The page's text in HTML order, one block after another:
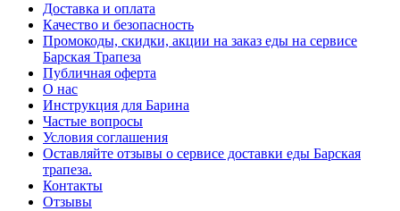
Доставка и оплата
Качество и безопасность
Промокоды, скидки, акции на заказ еды на сервисе
Барская Трапеза
Публичная оферта
О нас
Инструкция для Барина
Частые вопросы
Условия соглашения
Оставляйте отзывы о сервисе доставки еды Барская
трапеза.
Контакты
Отзывы